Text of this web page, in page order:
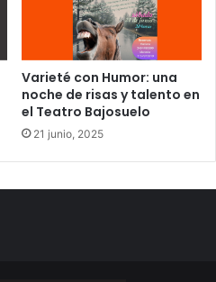
Varieté con Humor: una
noche de risas y talento en
el Teatro Bajosuelo
21 junio, 2025